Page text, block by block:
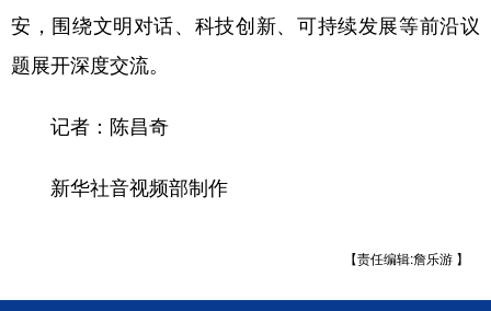
安，围绕文明对话、科技创新、可持续发展等前沿议
题展开深度交流。
记者：陈昌奇
新华社音视频部制作
【责任编辑:詹乐游 】